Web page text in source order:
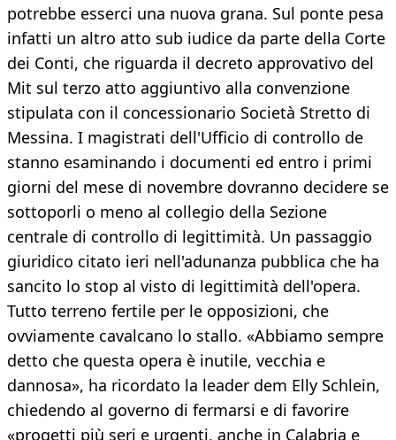
potrebbe esserci una nuova grana. Sul ponte pesa
infatti un altro atto sub iudice da parte della Corte
dei Conti, che riguarda il decreto approvativo del
Mit sul terzo atto aggiuntivo alla convenzione
stipulata con il concessionario Società Stretto di
Messina. I magistrati dell'Ufficio di controllo de
stanno esaminando i documenti ed entro i primi
giorni del mese di novembre dovranno decidere se
sottoporli o meno al collegio della Sezione
centrale di controllo di legittimità. Un passaggio
giuridico citato ieri nell'adunanza pubblica che ha
sancito lo stop al visto di legittimità dell'opera.
Tutto terreno fertile per le opposizioni, che
ovviamente cavalcano lo stallo. «Abbiamo sempre
detto che questa opera è inutile, vecchia e
dannosa», ha ricordato la leader dem Elly Schlein,
chiedendo al governo di fermarsi e di favorire
«progetti più seri e urgenti, anche in Calabria e